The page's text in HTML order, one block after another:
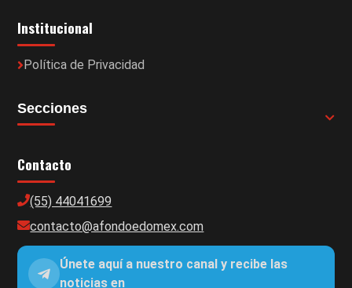
Institucional
Política de Privacidad
Secciones
Contacto
(55) 44041699
contacto@afondoedomex.com
Únete aquí a nuestro canal y recibe las
noticias en